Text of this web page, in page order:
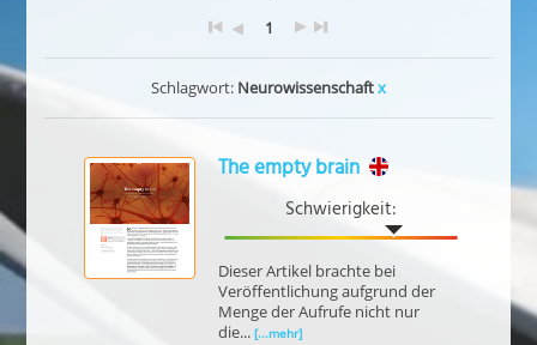
1
Schlagwort: Neurowissenschaftx
The empty brain
Schwierigkeit:
Dieser Artikel brachte bei
Veröffentlichung aufgrund der
Menge der Aufrufe nicht nur
die... [...mehr]